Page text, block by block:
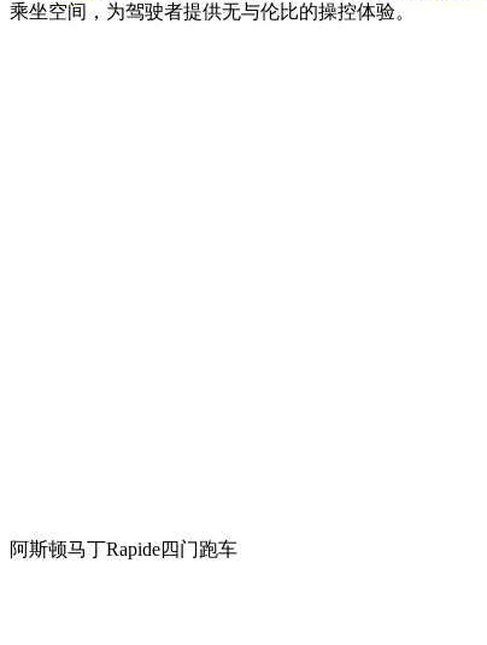
乘坐空间，为驾驶者提供无与伦比的操控体验。
阿斯顿马丁Rapide四门跑车